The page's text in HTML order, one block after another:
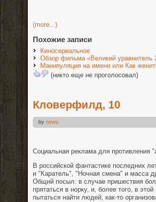
(more...)
Похожие записи
Киносериальное
Обзор фильма «Великий уравнитель
Манипуляция на имени или Как
(никто еще не проголосовал)
Кловерфилд, 10
by news
Социальная реклама для противления
В российской фантастике последних
и "Каратель", "Ночная смена" и масса
Общий посыл: в случае пришествия
прятаться в норку, и, более того, в
пытаться найти людей, как-то